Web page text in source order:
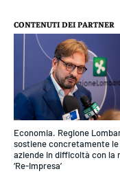
CONTENUTI DEI PARTNER
Economia. Regione
sostiene concretamente le
aziende in difficoltà con la
‘Re-Impresa’